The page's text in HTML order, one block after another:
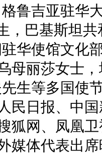
鲁吉亚驻华
，巴基斯坦
华使馆文化
母丽莎女士
生等多国使
民日报、中
狐网、凤凰
媒体代表出